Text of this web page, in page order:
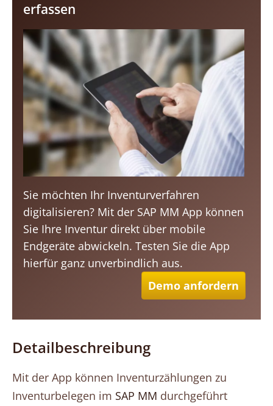
erfassen
Sie möchten Ihr Inventurverfahren
digitalisieren? Mit der SAP MM App können
Sie Ihre Inventur direkt über mobile
Endgeräte abwickeln. Testen Sie die App
hierfür ganz unverbindlich aus.
Demo anfordern
Detailbeschreibung
Mit der App können Inventurzählungen zu
Inventurbelegen im SAP MM durchgeführt